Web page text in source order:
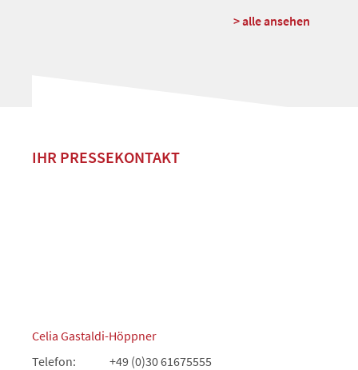
> alle ansehen
IHR PRESSEKONTAKT
Celia Gastaldi-Höppner
Telefon:
+49 (0)30 61675555